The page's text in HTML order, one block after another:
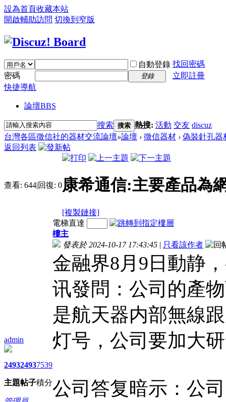
設為首頁收藏本站
開啟輔助訪問 切換到窄版
自動登錄 找回密碼
密碼
登錄
立即註冊
快捷導航
論壇BBS
搜索 搜索 熱搜: 活動 交友 discuz
台灣各區徵信社的器材交流論壇»論壇 › 徵信器材 › 偽裝針孔器
返回列表
查看: 644|回復: 0康希通信:主要產品為
[複製鏈接]
admin
2493
主題
2493
帖子
7539
積分
電梯直達
樓主
發表於 2024-10-17 17:43:45 | 只看該作者
金融界8月9日動静
讯發問：公司的產
是航天器内部無線
灯号，公司要加大
公司答复暗示：公